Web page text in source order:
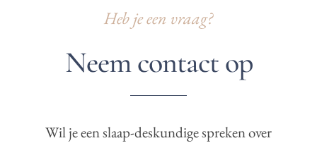
Heb je een vraag?
Neem contact op
Wil je een slaap-deskundige spreken over